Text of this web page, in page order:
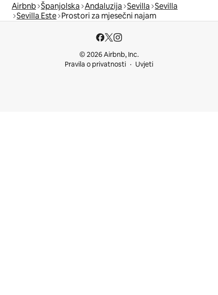
Airbnb Španjolska Andaluzija Sevilla Sevilla
Sevilla Este Prostori za mjesečni najam
© 2026 Airbnb, Inc.
Pravila o privatnosti
Uvjeti